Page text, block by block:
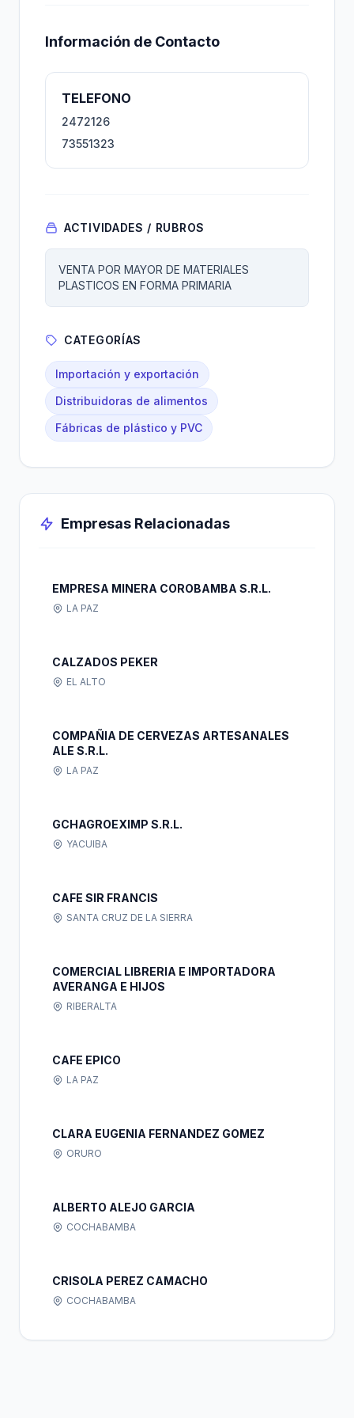
Información de Contacto
TELEFONO
2472126
73551323
ACTIVIDADES / RUBROS
VENTA POR MAYOR DE MATERIALES
PLASTICOS EN FORMA PRIMARIA
CATEGORÍAS
Importación y exportación
Distribuidoras de alimentos
Fábricas de plástico y PVC
Empresas Relacionadas
EMPRESA MINERA COROBAMBA S.R.L.
LA PAZ
CALZADOS PEKER
EL ALTO
COMPAÑIA DE CERVEZAS ARTESANALES
ALE S.R.L.
LA PAZ
GCHAGROEXIMP S.R.L.
YACUIBA
CAFE SIR FRANCIS
SANTA CRUZ DE LA SIERRA
COMERCIAL LIBRERIA E IMPORTADORA
AVERANGA E HIJOS
RIBERALTA
CAFE EPICO
LA PAZ
CLARA EUGENIA FERNANDEZ GOMEZ
ORURO
ALBERTO ALEJO GARCIA
COCHABAMBA
CRISOLA PEREZ CAMACHO
COCHABAMBA